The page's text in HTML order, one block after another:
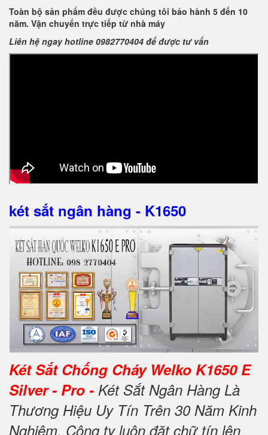
Toàn bộ sản phẩm đều được chúng tôi bảo hành 5 đến 10
năm. Vận chuyển trực tiếp từ nhà máy
Liên hệ ngay hotline 0982770404 để được tư vấn
két sắt ngân hàng - K1650
Két Sắt Chống Cháy Welko K1650 E
Silver - Pro - Két Sắt Ngân Hàng Là
Thương Hiệu Uy Tín Trên 30 Năm Kinh
Nghiệm. Công ty luôn đặt chữ tín lên